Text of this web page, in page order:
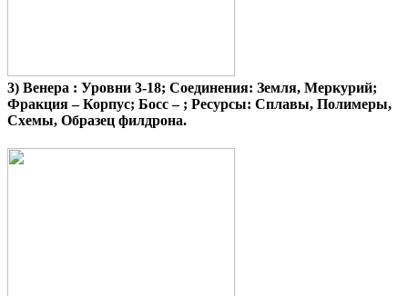
3) Венера : Уровни 3-18; Соединения: Земля, Меркурий;
Фракция – Корпус; Босс – ; Ресурсы: Сплавы, Полимеры,
Схемы, Образец филдрона.